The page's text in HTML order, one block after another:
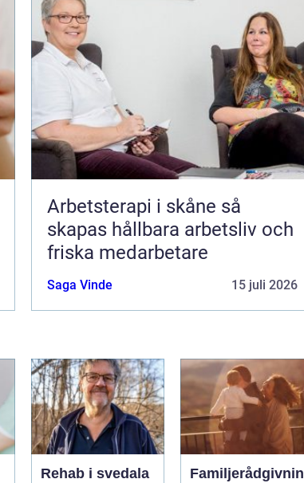
Arbetsterapi i skåne så
skapas hållbara arbetsliv och
friska medarbetare
Saga Vinde 15 juli 2026
Rehab i svedala
Familjerådgivnin